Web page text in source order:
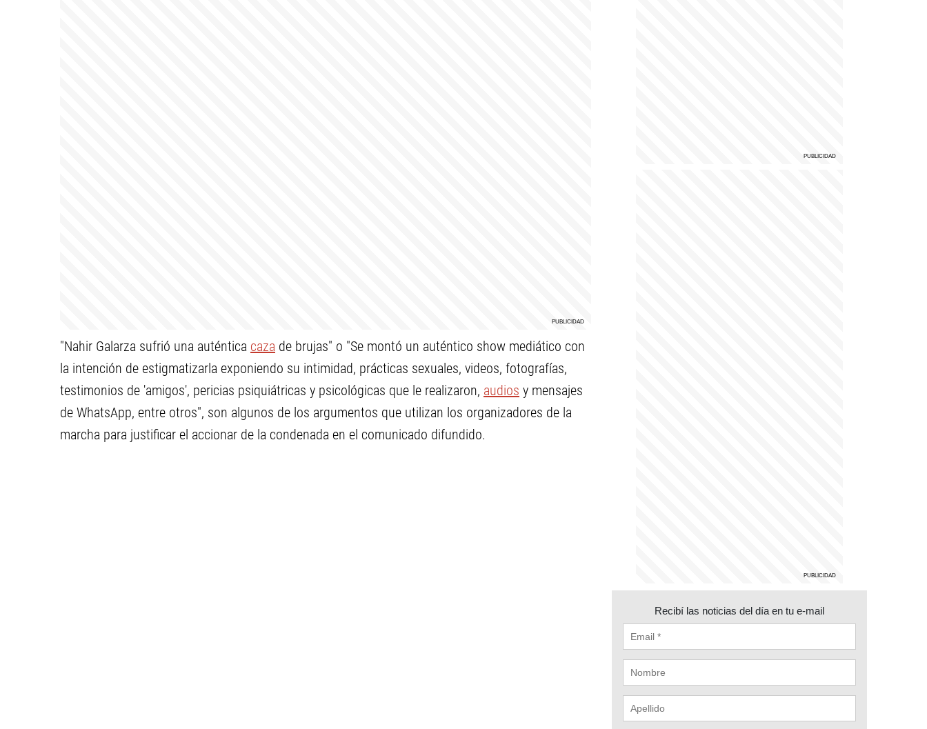
"Nahir Galarza sufrió una auténtica caza de brujas" o "Se montó un auténtico show mediático con
la intención de estigmatizarla exponiendo su intimidad, prácticas sexuales, videos, fotografías,
testimonios de 'amigos', pericias psiquiátricas y psicológicas que le realizaron, audios y mensajes
de WhatsApp, entre otros", son algunos de los argumentos que utilizan los organizadores de la
marcha para justificar el accionar de la condenada en el comunicado difundido.
Recibí las noticias del día en tu e-mail